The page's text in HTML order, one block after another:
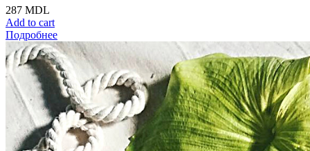
287 MDL
Add to cart
Подробнее